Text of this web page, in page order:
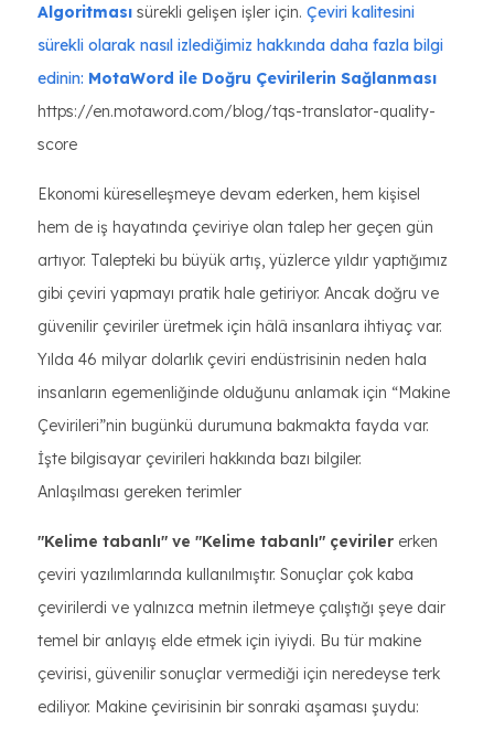
Algoritması sürekli gelişen işler için. Çeviri kalitesini
sürekli olarak nasıl izlediğimiz hakkında daha fazla bilgi
edinin: MotaWord ile Doğru Çevirilerin Sağlanması
https://en.motaword.com/blog/tqs-translator-quality-
score
Ekonomi küreselleşmeye devam ederken, hem kişisel
hem de iş hayatında çeviriye olan talep her geçen gün
artıyor. Talepteki bu büyük artış, yüzlerce yıldır yaptığımız
gibi çeviri yapmayı pratik hale getiriyor. Ancak doğru ve
güvenilir çeviriler üretmek için hâlâ insanlara ihtiyaç var.
Yılda 46 milyar dolarlık çeviri endüstrisinin neden hala
insanların egemenliğinde olduğunu anlamak için “Makine
Çevirileri”nin bugünkü durumuna bakmakta fayda var.
İşte bilgisayar çevirileri hakkında bazı bilgiler.
Anlaşılması gereken terimler
"Kelime tabanlı" ve "Kelime tabanlı" çeviriler erken
çeviri yazılımlarında kullanılmıştır. Sonuçlar çok kaba
çevirilerdi ve yalnızca metnin iletmeye çalıştığı şeye dair
temel bir anlayış elde etmek için iyiydi. Bu tür makine
çevirisi, güvenilir sonuçlar vermediği için neredeyse terk
ediliyor. Makine çevirisinin bir sonraki aşaması şuydu: